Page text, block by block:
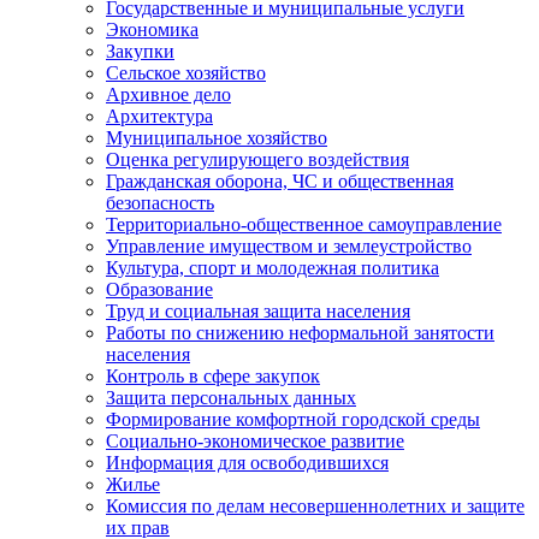
Государственные и муниципальные услуги
Экономика
Закупки
Сельское хозяйство
Архивное дело
Архитектура
Муниципальное хозяйство
Оценка регулирующего воздействия
Гражданская оборона, ЧС и общественная
безопасность
Территориально-общественное самоуправление
Управление имуществом и землеустройство
Культура, спорт и молодежная политика
Образование
Труд и социальная защита населения
Работы по снижению неформальной занятости
населения
Контроль в сфере закупок
Защита персональных данных
Формирование комфортной городской среды
Социально-экономическое развитие
Информация для освободившихся
Жилье
Комиссия по делам несовершеннолетних и защите
их прав